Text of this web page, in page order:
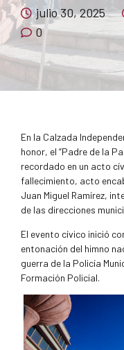
julio 30, 2025
0
En la Calzada
honor, el “Padre de la
recordado en un acto
fallecimiento, acto
Juan Miguel Ramírez,
de las direcciones
El evento cívico inició
entonación del himno
guerra de la Policía
Formación Policial.